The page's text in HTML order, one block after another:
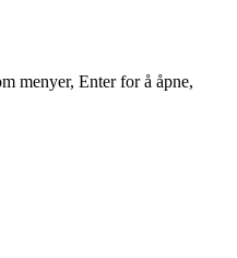
menyer, Enter for å åpne,